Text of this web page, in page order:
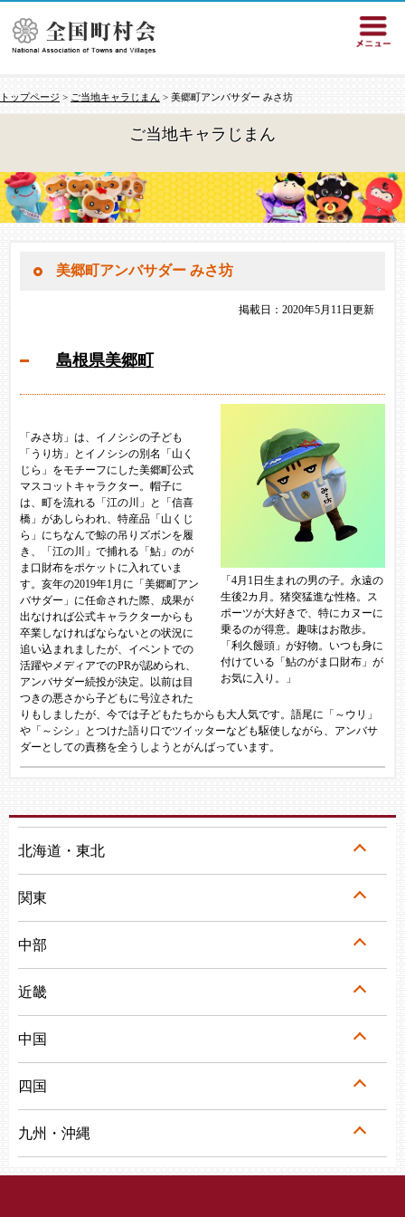
トップページ > ご当地キャラじまん > 美郷町アンバサダー みさ坊
ご当地キャラじまん
美郷町アンバサダー みさ坊
掲載日：2020年5月11日更新
島根県美郷町
「4月1日生まれの男の子。永遠の
生後2カ月。猪突猛進な性格。ス
ポーツが大好きで、特にカヌーに
乗るのが得意。趣味はお散歩。
「利久饅頭」が好物。いつも身に
付けている「鮎のがま口財布」が
お気に入り。」​
「みさ坊」は、イノシシの子ども
「うり坊」とイノシシの別名「山く
じら」をモチーフにした美郷町公式
マスコットキャラクター。帽子に
は、町を流れる「江の川」と「信喜
橋」があしらわれ、特産品「山くじ
ら」にちなんで鯨の吊りズボンを履
き、「江の川」で捕れる「鮎」のが
ま口財布をポケットに入れていま
す。亥年の2019年1月に「美郷町アン
バサダー」に任命された際、成果が
出なければ公式キャラクターからも
卒業しなければならないとの状況に
追い込まれましたが、イベントでの
活躍やメディアでのPRが認められ、
アンバサダー続投が決定。以前は目
つきの悪さから子どもに号泣された
りもしましたが、今では子どもたちからも大人気です。語尾に「～ウリ」
や「～シシ」とつけた語り口でツイッターなども駆使しながら、アンバサ
ダーとしての責務を全うしようとがんばっています。
北海道・東北
関東
中部
近畿
中国
四国
九州・沖縄